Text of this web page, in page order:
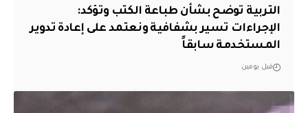
التربية توضح بشأن طباعة الكتب وتؤكد:
الإجراءات تسير بشفافية ونعتمد على إعادة تدوير
المستخدمة سابقاً
قبل يومين